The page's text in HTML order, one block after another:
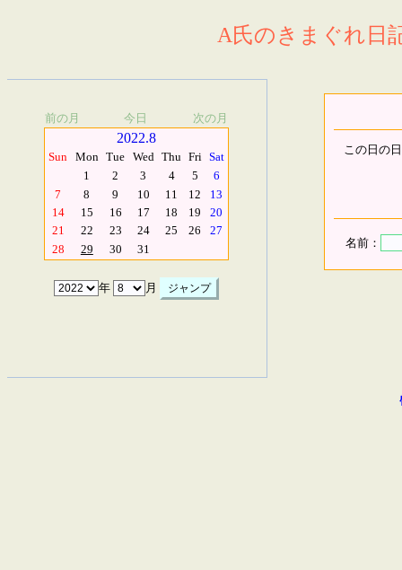
A氏のきまぐれ日
前の月 今日 次の月
2022.8
Sun Mon Tue Wed Thu Fri Sat
1
2 3 4 5
6
7
8 9 10 11 12
13
14
15 16 17 18 19
20
21
22 23 24 25 26
27
28
29 30 31
年 月
この日の
名前：